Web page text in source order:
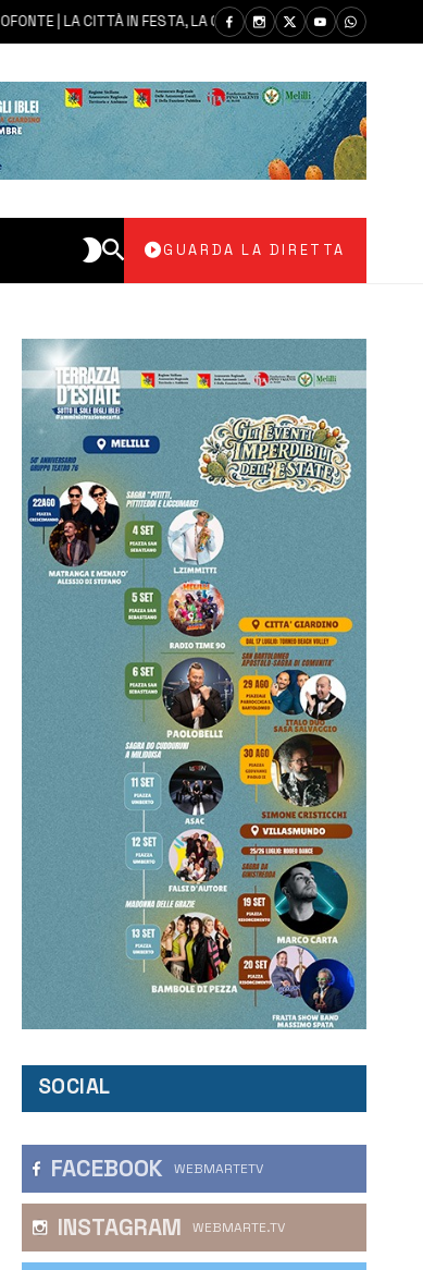
CITTÀ IN FESTA, LA COMUNITÀ SI AFFIDA ALLA MADONNA
GUARDA LA DIRETTA
SOCIAL
FACEBOOK WEBMARTETV
INSTAGRAM WEBMARTE.TV